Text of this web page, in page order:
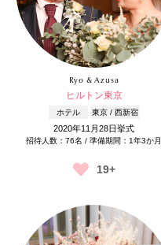
Ryo & Azusa
ヒルトン東京
ホテル 東京 / 西新宿
2020年11月28日挙式
招待人数：76名 / 準備期間：1年3か月
19+